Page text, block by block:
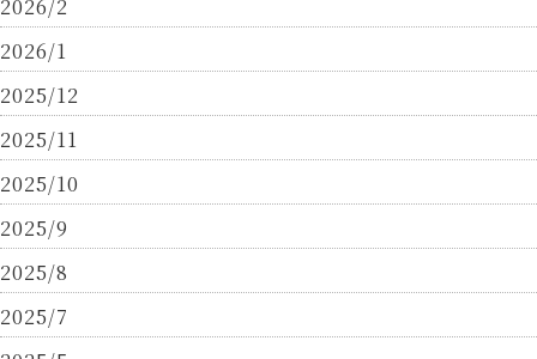
2026/2
2026/1
2025/12
2025/11
2025/10
2025/9
2025/8
2025/7